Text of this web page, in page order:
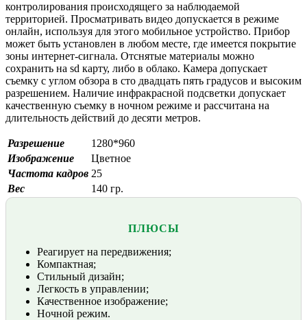
контролирования происходящего за наблюдаемой
территорией. Просматривать видео допускается в режиме
онлайн, используя для этого мобильное устройство. Прибор
может быть установлен в любом месте, где имеется покрытие
зоны интернет-сигнала. Отснятые материалы можно
сохранить на sd карту, либо в облако. Камера допускает
съемку с углом обзора в сто двадцать пять градусов и высоким
разрешением. Наличие инфракрасной подсветки допускает
качественную съемку в ночном режиме и рассчитана на
длительность действий до десяти метров.
Разрешение
1280*960
Изображение
Цветное
Частота кадров 25
Вес
140 гр.
ПЛЮСЫ
Реагирует на передвижения;
Компактная;
Стильный дизайн;
Легкость в управлении;
Качественное изображение;
Ночной режим.